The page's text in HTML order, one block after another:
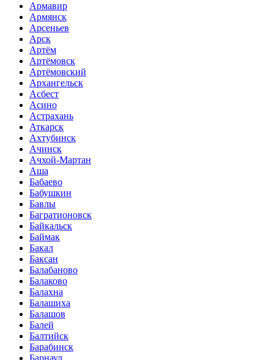
Армавир
Армянск
Арсеньев
Арск
Артём
Артёмовск
Артёмовский
Архангельск
Асбест
Асино
Астрахань
Аткарск
Ахтубинск
Ачинск
Ачхой-Мартан
Аша
Бабаево
Бабушкин
Бавлы
Багратионовск
Байкальск
Баймак
Бакал
Баксан
Балабаново
Балаково
Балахна
Балашиха
Балашов
Балей
Балтийск
Барабинск
Барнаул